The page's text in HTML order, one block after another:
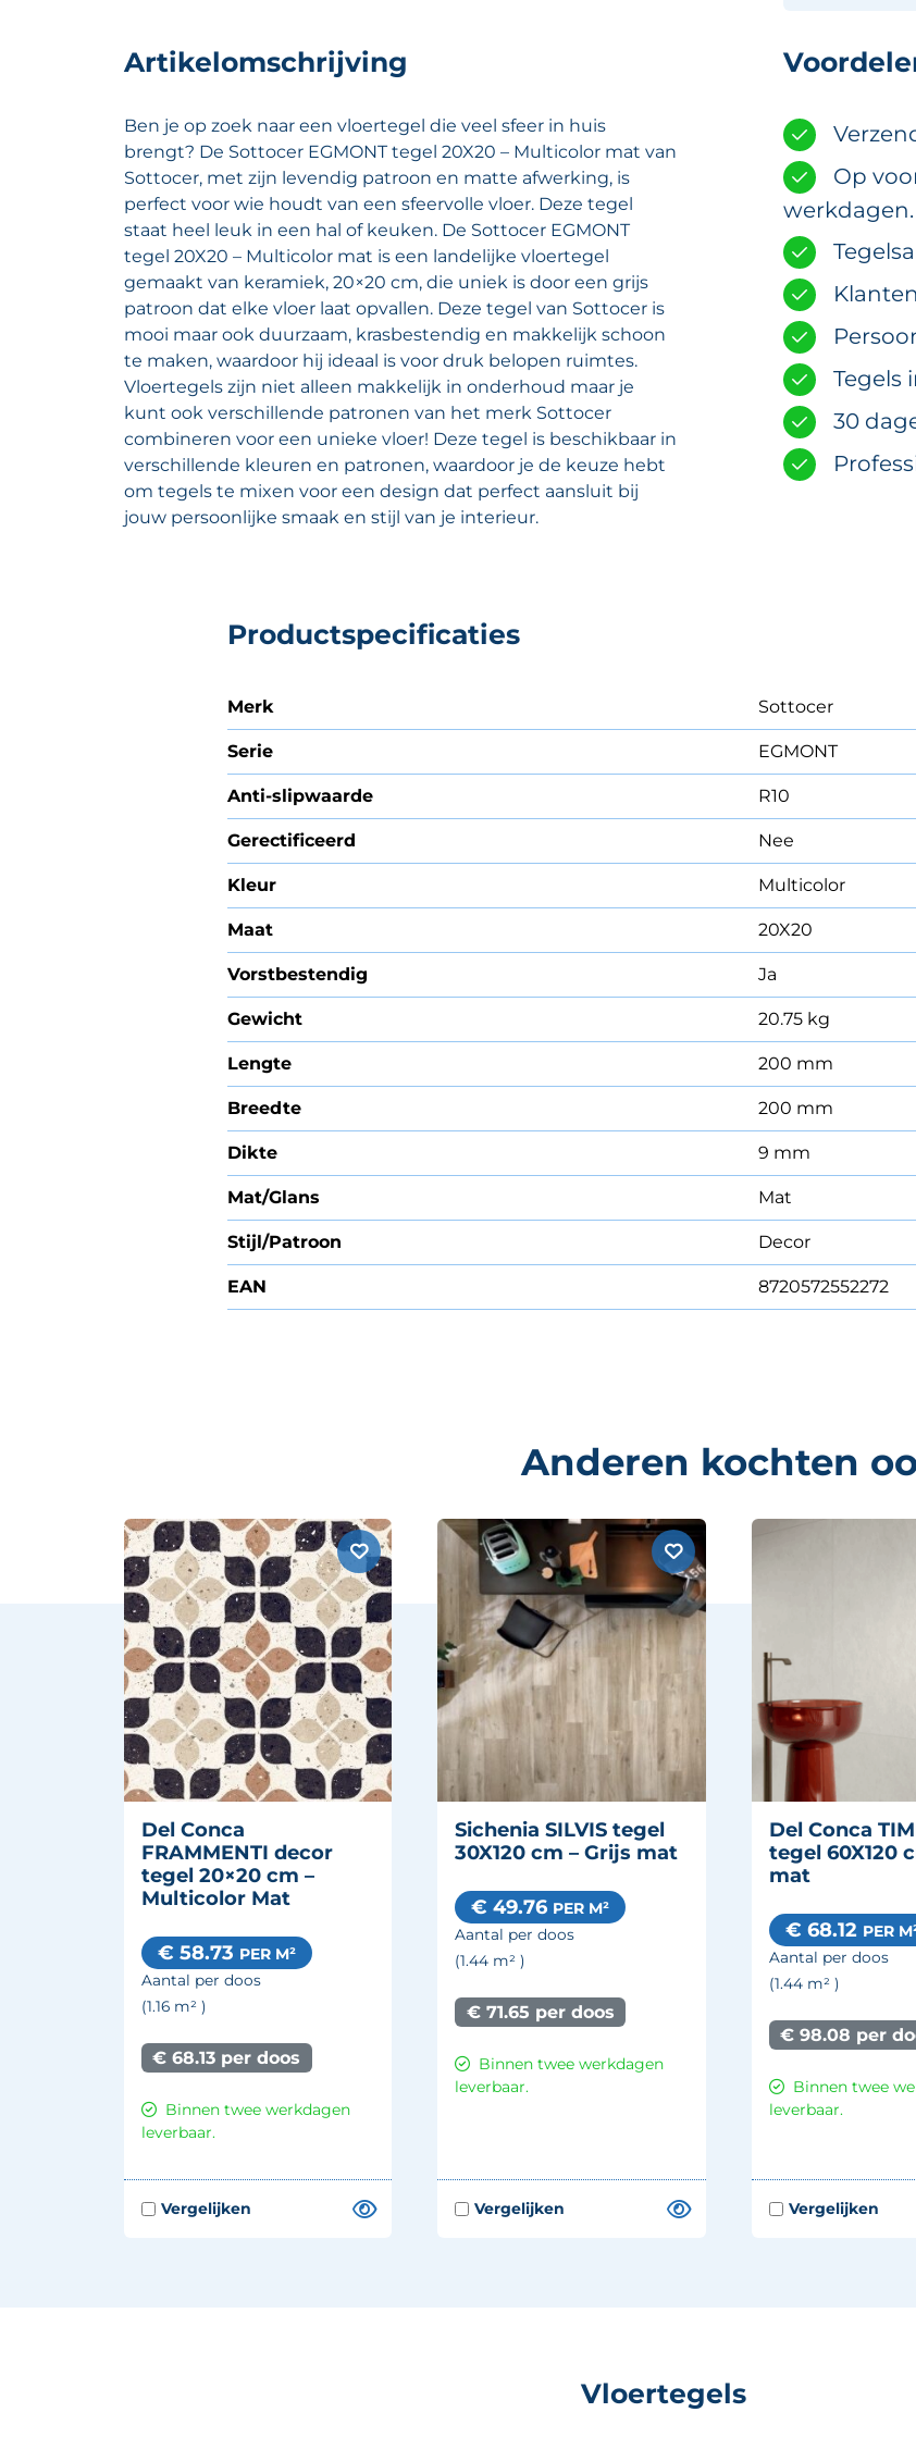
Artikelomschrijving
Ben je op zoek naar een vloertegel die veel sfeer in huis
brengt? De Sottocer EGMONT tegel 20X20 – Multicolor mat van
Sottocer, met zijn levendig patroon en matte afwerking, is
perfect voor wie houdt van een sfeervolle vloer. Deze tegel
staat heel leuk in een hal of keuken. De Sottocer EGMONT
tegel 20X20 – Multicolor mat is een landelijke vloertegel
gemaakt van keramiek, 20×20 cm, die uniek is door een grijs
patroon dat elke vloer laat opvallen. Deze tegel van Sottocer is
mooi maar ook duurzaam, krasbestendig en makkelijk schoon
te maken, waardoor hij ideaal is voor druk belopen ruimtes.
Vloertegels zijn niet alleen makkelijk in onderhoud maar je
kunt ook verschillende patronen van het merk Sottocer
combineren voor een unieke vloer! Deze tegel is beschikbaar in
verschillende kleuren en patronen, waardoor je de keuze hebt
om tegels te mixen voor een design dat perfect aansluit bij
jouw persoonlijke smaak en stijl van je interieur.
Op
werkdagen.
Tegels
30
Productspecificaties
Merk Sottocer
Serie EGMONT
Anti-slipwaarde R10
Gerectificeerd Nee
Kleur Multicolor
Maat 20X20
Vorstbestendig Ja
Gewicht 20.75 kg
Lengte 200 mm
Breedte 200 mm
Dikte 9 mm
Mat/Glans Mat
Stijl/Patroon Decor
EAN 8720572552272
Anderen kochten
Del Conca
FRAMMENTI decor
tegel 20×20 cm –
Multicolor Mat
€ 58.73 PER M²
Aantal per doos
(1.16 m² )
€ 68.13 per doos
Binnen twee werkdagen
leverbaar.
Sichenia SILVIS tegel
30X120 cm – Grijs mat
€ 49.76 PER M²
Aantal per doos
(1.44 m² )
€ 71.65 per doos
Binnen twee werkdagen
leverbaar.
Del Conca
tegel 60X120
mat
€ 68.12 PER
Aantal per doos
(1.44 m² )
€ 98.08 per
Binnen twee
leverbaar.
Vloertegels